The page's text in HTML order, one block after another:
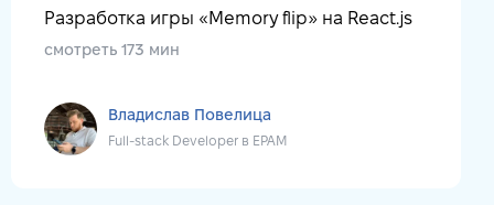
Разработка игры «Memory flip» на React.js
смотреть 173 мин
Владислав Повелица
Full-stack Developer в EPAM